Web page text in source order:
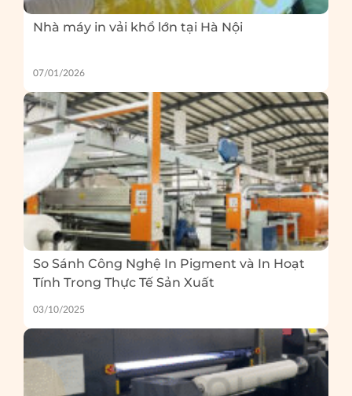
Nhà máy in vải khổ lớn tại Hà Nội
07/01/2026
So Sánh Công Nghệ In Pigment và In Hoạt
Tính Trong Thực Tế Sản Xuất
03/10/2025